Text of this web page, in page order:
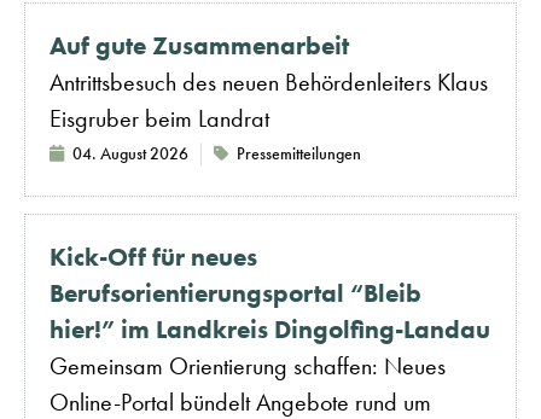
Auf gute Zusammenarbeit
Antrittsbesuch des neuen Behördenleiters Klaus
Eisgruber beim Landrat
04. August 2026 Pressemitteilungen
Kick-Off für neues
Berufsorientierungsportal “Bleib
hier!” im Landkreis Dingolfing-Landau
Gemeinsam Orientierung schaffen: Neues
Online-Portal bündelt Angebote rund um